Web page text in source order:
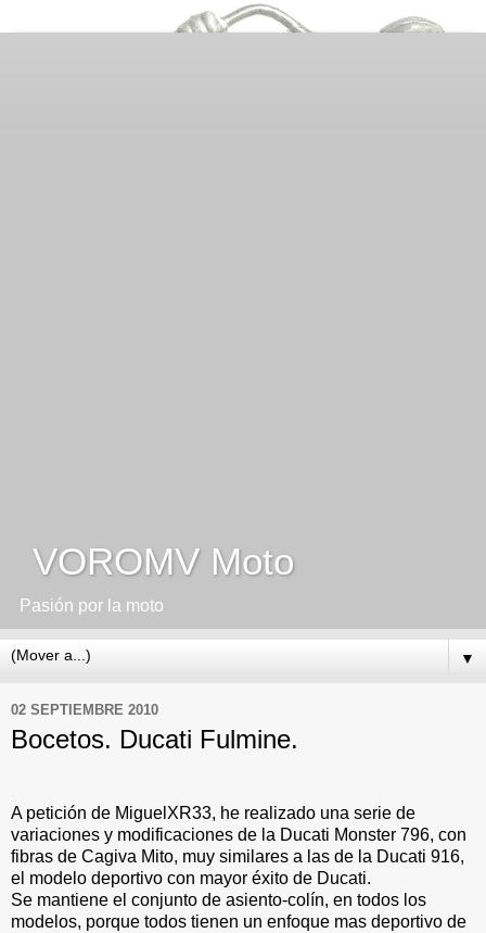
VOROMV Moto
Pasión por la moto
▼
02 SEPTIEMBRE 2010
Bocetos. Ducati Fulmine.
A petición de MiguelXR33, he realizado una serie de
variaciones y modificaciones de la Ducati Monster 796, con
fibras de Cagiva Mito, muy similares a las de la Ducati 916,
el modelo deportivo con mayor éxito de Ducati.
Se mantiene el conjunto de asiento-colín, en todos los
modelos, porque todos tienen un enfoque mas deportivo de